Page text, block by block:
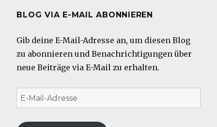
BLOG VIA E-MAIL ABONNIEREN
Gib deine E-Mail-Adresse an, um diesen Blog
zu abonnieren und Benachrichtigungen über
neue Beiträge via E-Mail zu erhalten.
E-
Mail-
Adresse